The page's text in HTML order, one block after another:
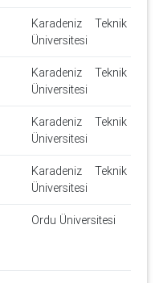
Karadeniz Teknik
Üniversitesi
Karadeniz Teknik
Üniversitesi
Karadeniz Teknik
Üniversitesi
Karadeniz Teknik
Üniversitesi
Ordu Üniversitesi